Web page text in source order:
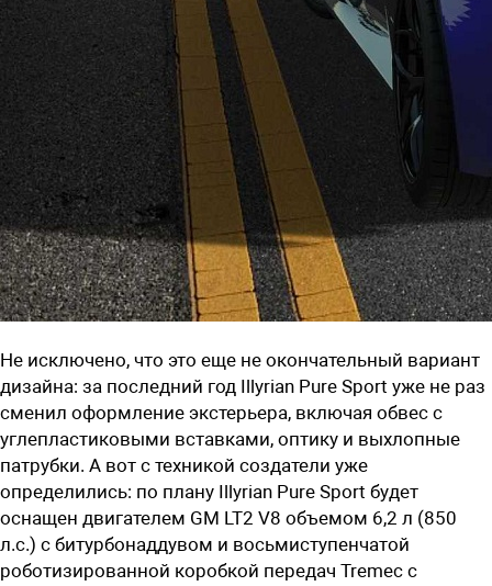
Не исключено, что это еще не окончательный вариант
дизайна: за последний год Illyrian Pure Sport уже не раз
сменил оформление экстерьера, включая обвес с
углепластиковыми вставками, оптику и выхлопные
патрубки. А вот с техникой создатели уже
определились: по плану Illyrian Pure Sport будет
оснащен двигателем GM LT2 V8 объемом 6,2 л (850
л.с.) с битурбонаддувом и восьмиступенчатой
роботизированной коробкой передач Tremec с